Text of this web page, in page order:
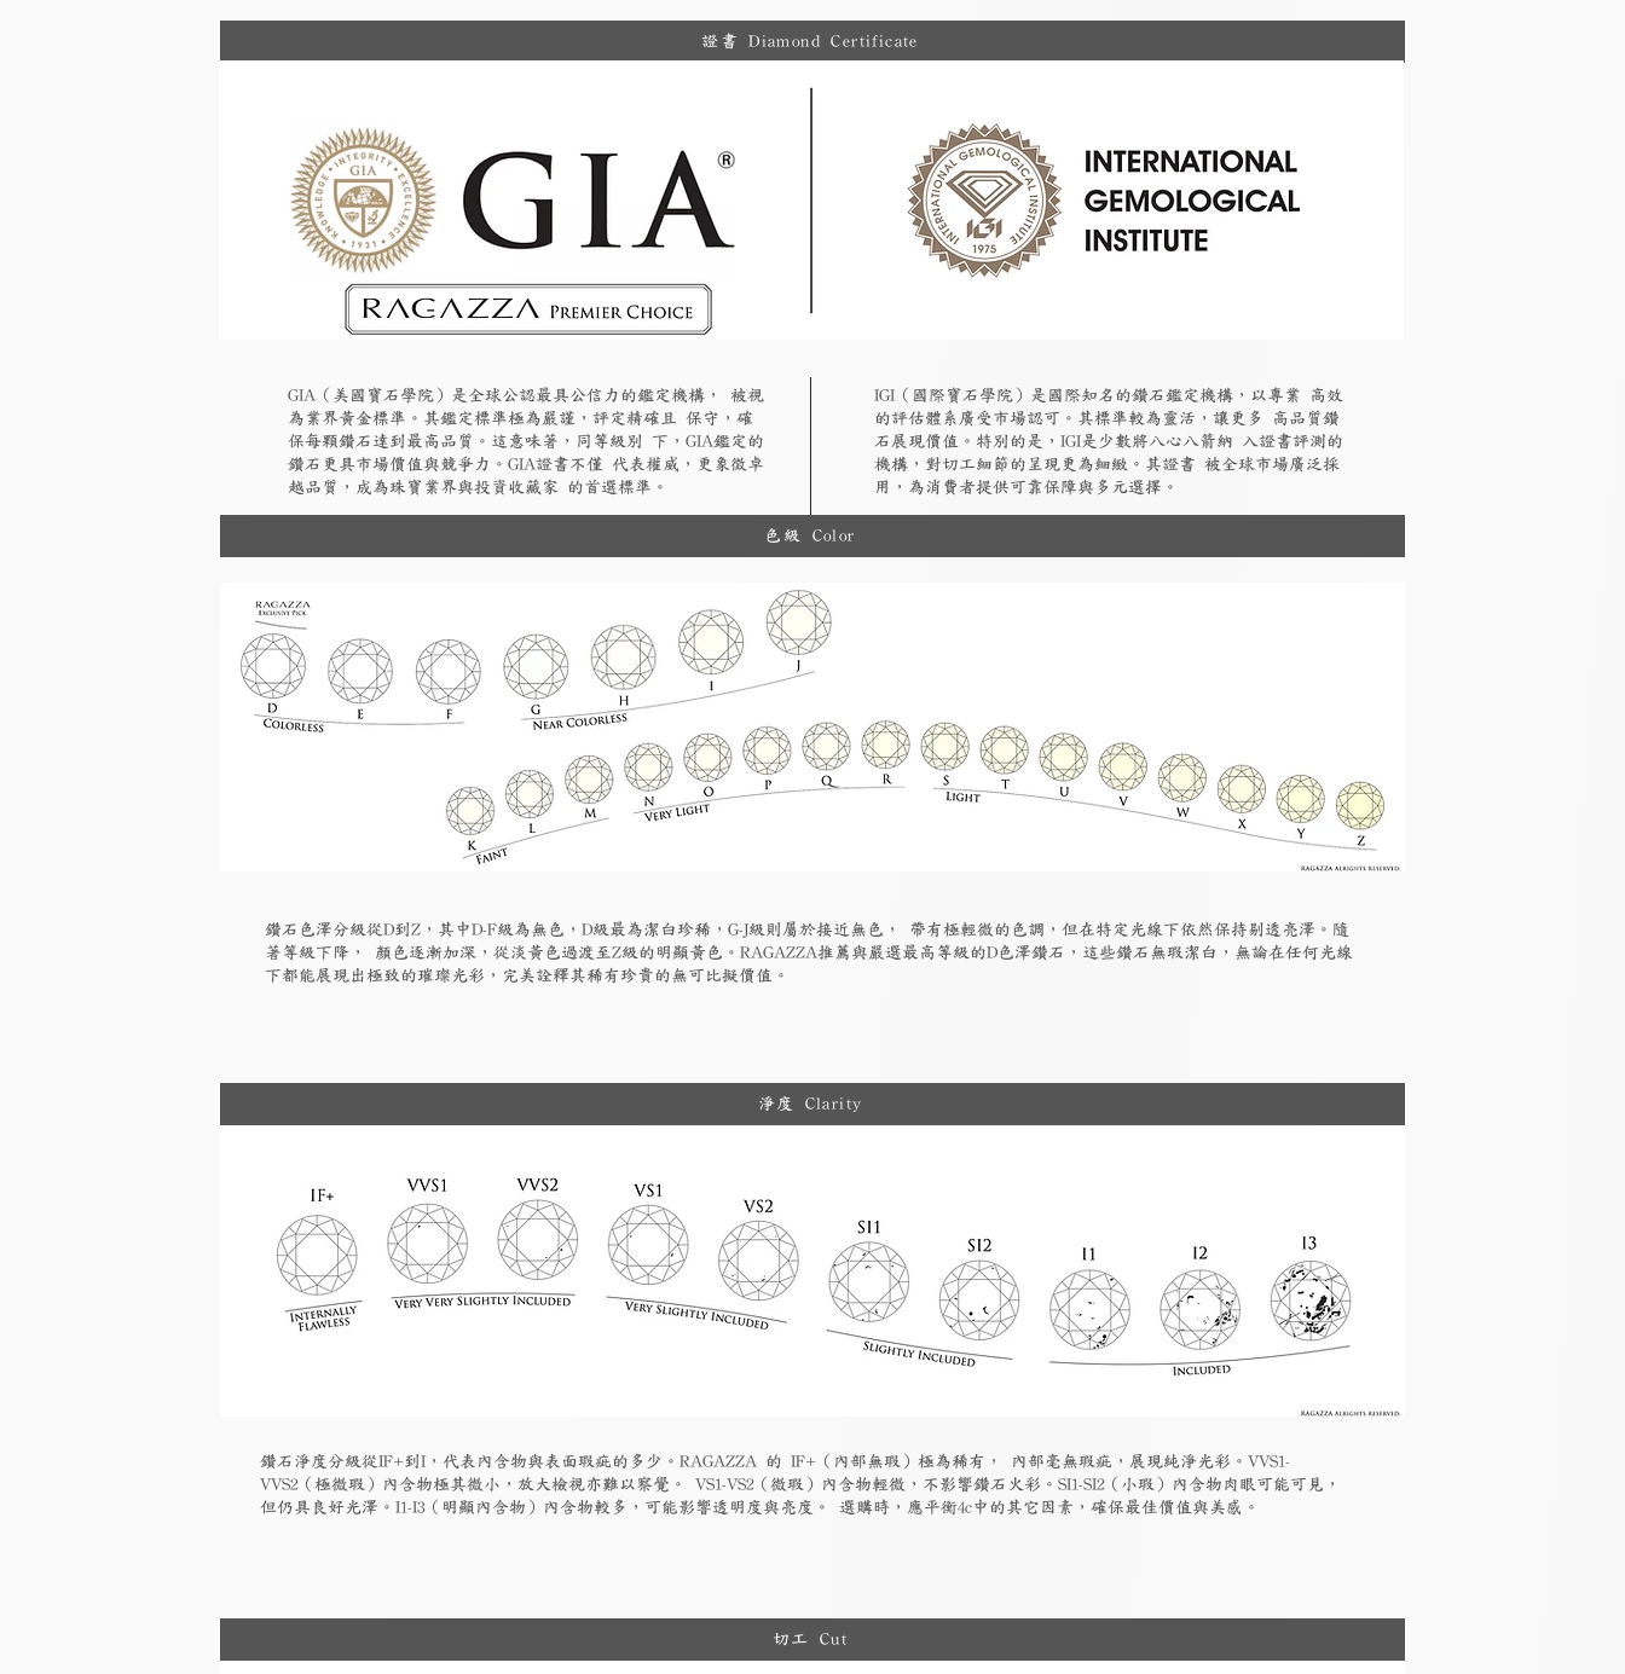
證書 Diamond Certificate
GIA（美國寶石學院）是全球公認最具公信力的鑑定機構， 被視
為業界黃金標準。其鑑定標準極為嚴謹，評定精確且 保守，確
保每顆鑽石達到最高品質。這意味著，同等級別 下，GIA鑑定的
鑽石更具市場價值與競爭力。GIA證書不僅 代表權威，更象徵卓
越品質，成為珠寶業界與投資收藏家 的首選標準。
​IGI（國際寶石學院）是國際知名的鑽石鑑定機構，以專業 高效
的評估體系廣受市場認可。其標準較為靈活，讓更多 高品質鑽
石展現價值。特別的是，IGI是少數將八心八箭納 入證書評測的
機構，對切工細節的呈現更為細緻。其證書 被全球市場廣泛採
用，為消費者提供可靠保障與多元選擇。
色級 Color
鑽石色澤分級從D到Z，其中D-F級為無色，D級最為潔白珍稀，G-J級則屬於接近無色， 帶有極輕微的色調，但在特定光線下依然保持剔透亮澤。隨
著等級下降， 顏色逐漸加深，從淡黃色過渡至Z級的明顯黃色。RAGAZZA推薦與嚴選最高等級的D色澤鑽石，這些鑽石無瑕潔白，無論在任何光線
下都能展現出極致的璀璨光彩，完美詮釋其稀有珍貴的無可比擬價值。
淨度 Clarity
鑽石淨度分級從IF+到I，代表內含物與表面瑕疵的多少。RAGAZZA 的 IF+（內部無瑕）極為稀有， 內部毫無瑕疵，展現純淨光彩。VVS1-
VVS2（極微瑕）內含物極其微小，放大檢視亦難以察覺。 VS1-VS2（微瑕）內含物輕微，不影響鑽石火彩。SI1-SI2（小瑕）內含物肉眼可能可見，
但仍具良好光澤。I1-I3（明顯內含物）內含物較多，可能影響透明度與亮度。 選購時，應平衡4c中的其它因素，確保最佳價值與美感。
切工 Cut